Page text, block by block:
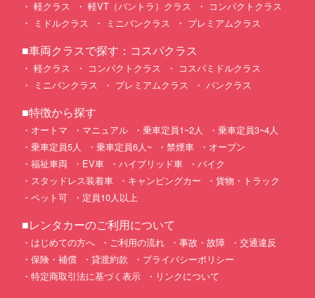
軽クラス 軽VT（バントラ）クラス
コンパクトクラス
ミドルクラス
ミニバンクラス プレミアムクラス
■車両クラスで探す：コスパクラス
軽クラス コンパクトクラス
コスパミドルクラス
ミニバンクラス
プレミアムクラス バンクラス
■特徴から探す
オートマ マニュアル 乗車定員1~2人
乗車定員3~4人
乗車定員5人
乗車定員6人~ 禁煙車
オープン
福祉車両
EV車 ハイブリッド車
バイク
スタッドレス装着車
キャンピングカー
貨物・トラック
ペット可
定員10人以上
■レンタカーのご利用について
はじめての方へ ご利用の流れ 事故・故障
交通違反
保険・補償
貸渡約款
プライバシーポリシー
特定商取引法に基づく表示
リンクについて